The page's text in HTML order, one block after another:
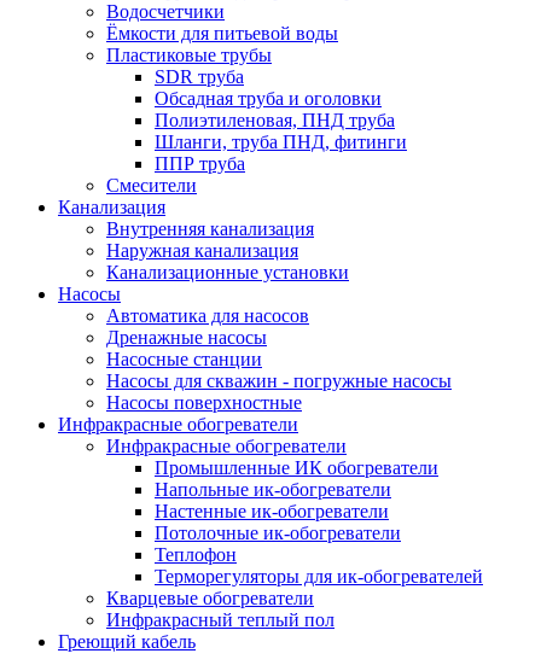
Водосчетчики
Ёмкости для питьевой воды
Пластиковые трубы
SDR труба
Обсадная труба и оголовки
Полиэтиленовая, ПНД труба
Шланги, труба ПНД, фитинги
ППР труба
Смесители
Канализация
Внутренняя канализация
Наружная канализация
Канализационные установки
Насосы
Автоматика для насосов
Дренажные насосы
Насосные станции
Насосы для скважин - погружные насосы
Насосы поверхностные
Инфракрасные обогреватели
Инфракрасные обогреватели
Промышленные ИК обогреватели
Напольные ик-обогреватели
Настенные ик-обогреватели
Потолочные ик-обогреватели
Теплофон
Терморегуляторы для ик-обогревателей
Кварцевые обогреватели
Инфракрасный теплый пол
Греющий кабель